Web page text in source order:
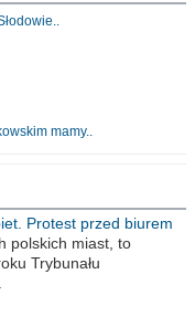
mamy..
Protest przed biurem
polskich miast, to
Trybunału